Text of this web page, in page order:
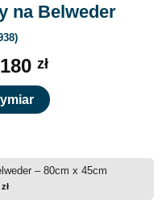
na Belweder
180 zł
– 80cm x 45cm
zł